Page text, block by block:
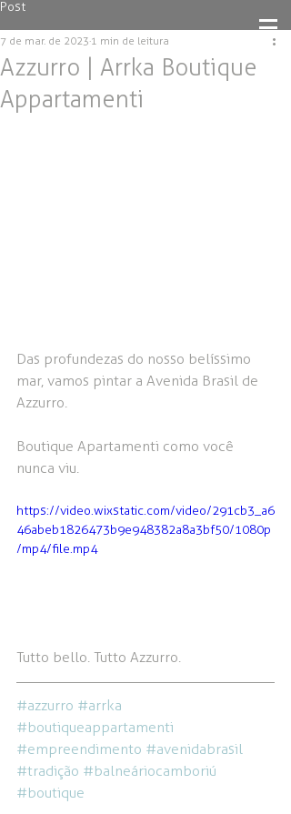
Post
Azzurro | Arrka Boutique
Appartamenti
7 de mar. de 2023 1 min de leitura
Das profundezas do nosso belíssimo
mar, vamos pintar a Avenida Brasil de
Azzurro.
Boutique Apartamenti como você
nunca viu.
https://video.wixstatic.com/video/291cb3_a6
46abeb1826473b9e948382a8a3bf50/1080p
/mp4/file.mp4
Tutto bello. Tutto Azzurro.
#azzurro #arrka
#boutiqueappartamenti
#empreendimento #avenidabrasil
#tradição #balneáriocamboriú
#boutique